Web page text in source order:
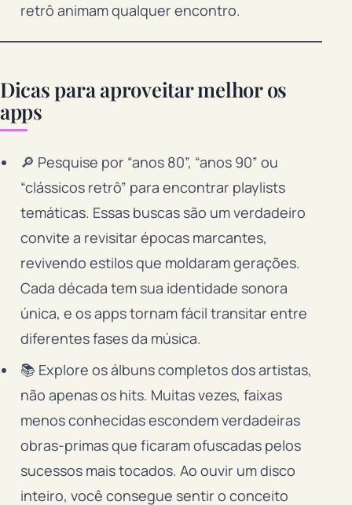
retrô animam qualquer encontro.
Dicas para aproveitar melhor os
apps
🔎 Pesquise por “anos 80”, “anos 90” ou
“clássicos retrô” para encontrar playlists
temáticas. Essas buscas são um verdadeiro
convite a revisitar épocas marcantes,
revivendo estilos que moldaram gerações.
Cada década tem sua identidade sonora
única, e os apps tornam fácil transitar entre
diferentes fases da música.
📚 Explore os álbuns completos dos artistas,
não apenas os hits. Muitas vezes, faixas
menos conhecidas escondem verdadeiras
obras-primas que ficaram ofuscadas pelos
sucessos mais tocados. Ao ouvir um disco
inteiro, você consegue sentir o conceito